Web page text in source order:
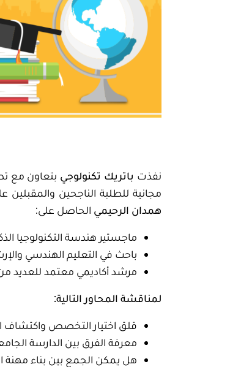
نفذت باتريك تكنولوجي بتعاون مع
مجانية للطلبة الناجحين والمقبلين
همدان الرحيمي الحاصل على:
ماجستير هندسة التكنولوجيا
باحث في التعليم الهندسي
مرشد أكاديمي معتمد للعديد
لمناقشة المحاور التالية:
قلق اختيار التخصص واكتشاف
معرفة الفرق بين الدارسة
هل يمكن الجمع بين بناء مهنة